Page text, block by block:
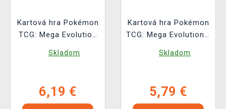
Kartová hra Pokémon
TCG: Mega Evolution
Booster (10 kariet)
Skladom
6,19 €
Kartová hra Pokémon
TCG: Mega Evolution -
Booster (10 kariet)
Skladom
5,79 €